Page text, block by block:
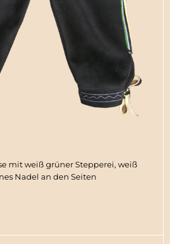
mit weiß grüner Stepperei, weiß
Nadel an den Seiten